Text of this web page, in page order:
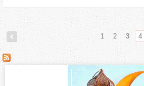
С
1 2 3 4